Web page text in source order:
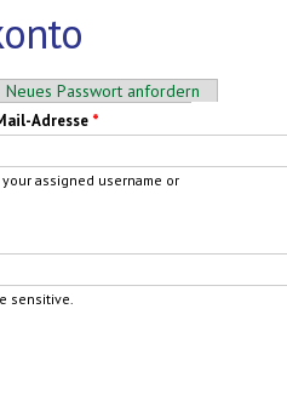
Reiter)
Neues Passwort anfordern
Adresse *
assigned username or
sensitive.